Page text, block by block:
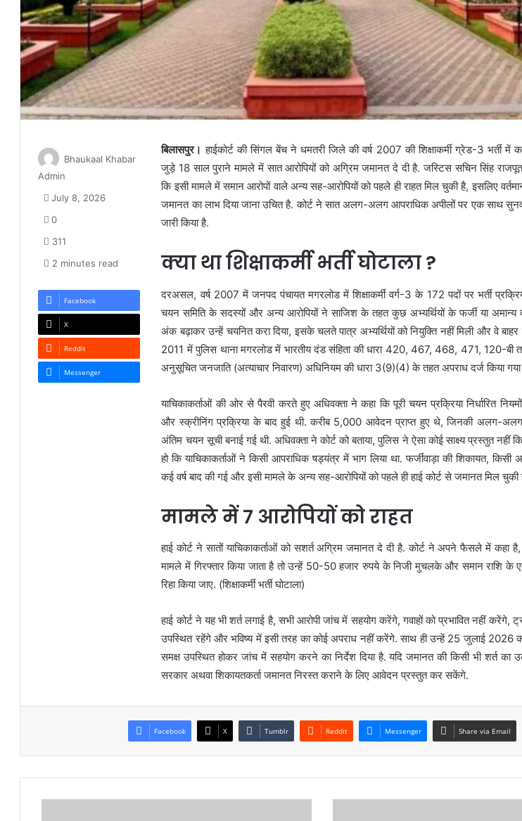
बिलासपुर। हाईकोर्ट की सिंगल बेंच ने धमतरी जिले की वर्ष 2007 की शिक्षाकर्मी ग्रेड-3 भर्ती
जुड़े 18 साल पुराने मामले में सात आरोपियों को अग्रिम जमानत दे दी है. जस्टिस सचिन सिंह
कि इसी मामले में समान आरोपों वाले अन्य सह-आरोपियों को पहले ही राहत मिल चुकी है, इसलिए
जमानत का लाभ दिया जाना उचित है. कोर्ट ने सात अलग-अलग आपराधिक अपीलों पर एक साथ
जारी किया है.
क्या था शिक्षाकर्मी भर्ती घोटाला ?
दरअसल, वर्ष 2007 में जनपद पंचायत मगरलोड में शिक्षाकर्मी वर्ग-3 के 172 पदों पर भर्ती
चयन समिति के सदस्यों और अन्य आरोपियों ने साजिश के तहत कुछ अभ्यर्थियों के फर्जी या अमान्य
अंक बढ़ाकर उन्हें चयनित करा दिया, इसके चलते पात्र अभ्यर्थियों को नियुक्ति नहीं मिली और वे
2011 में पुलिस थाना मगरलोड में भारतीय दंड संहिता की धारा 420, 467, 468, 471, 120-बी
अनुसूचित जनजाति (अत्याचार निवारण) अधिनियम की धारा 3(9)(4) के तहत अपराध दर्ज किया गया
याचिकाकर्ताओं की ओर से पैरवी करते हुए अधिवक्ता ने कहा कि पूरी चयन प्रक्रिया निर्धारित
और स्क्रीनिंग प्रक्रिया के बाद हुई थी. करीब 5,000 आवेदन प्राप्त हुए थे, जिनकी अलग-
अंतिम चयन सूची बनाई गई थी. अधिवक्ता ने कोर्ट को बताया, पुलिस ने ऐसा कोई साक्ष्य प्रस्तुत नहीं
हो कि याचिकाकर्ताओं ने किसी आपराधिक षड्यंत्र में भाग लिया था. फर्जीवाड़ा की शिकायत, किसी
कई वर्ष बाद की गई और इसी मामले के अन्य सह-आरोपियों को पहले ही हाई कोर्ट से जमानत मिल चुकी
मामले में 7 आरोपियों को राहत
हाई कोर्ट ने सातों याचिकाकर्ताओं को सशर्त अग्रिम जमानत दे दी है. कोर्ट ने अपने फैसले में कहा
मामले में गिरफ्तार किया जाता है तो उन्हें 50-50 हजार रुपये के निजी मुचलके और समान राशि के
रिहा किया जाए. (शिक्षाकर्मी भर्ती घोटाला)
हाई कोर्ट ने यह भी शर्त लगाई है, सभी आरोपी जांच में सहयोग करेंगे, गवाहों को प्रभावित नहीं करेंगे,
उपस्थित रहेंगे और भविष्य में इसी तरह का कोई अपराध नहीं करेंगे. साथ ही उन्हें 25 जुलाई 2026
समक्ष उपस्थित होकर जांच में सहयोग करने का निर्देश दिया है. यदि जमानत की किसी भी शर्त का
सरकार अथवा शिकायतकर्ता जमानत निरस्त कराने के लिए आवेदन प्रस्तुत कर सकेंगे.
Bhaukaal Khabar
Admin
July 8, 2026
0
311
2 minutes read
Facebook
X
Reddit
Messenger
Facebook X Tumblr Reddit Messenger Share via Email